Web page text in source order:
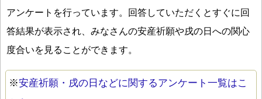
アンケートを行っています。回答していただくとすぐに回
答結果が表示され、みなさんの安産祈願や戌の日への関心
度合いを見ることができます。
※安産祈願・戌の日などに関するアンケート一覧はこ